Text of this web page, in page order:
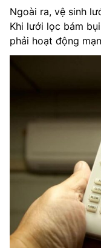
Ngoài ra, vệ sinh
Khi lưới lọc bám
phải hoạt động